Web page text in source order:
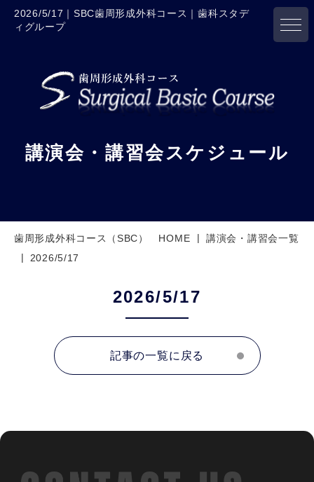
2026/5/17｜SBC歯周形成外科コース｜歯科スタデ
ィグループ
講演会・講習会スケジュール
歯周形成外科コース（SBC） HOME
講演会・講習会一覧
2026/5/17
2026/5/17
記事の一覧に戻る